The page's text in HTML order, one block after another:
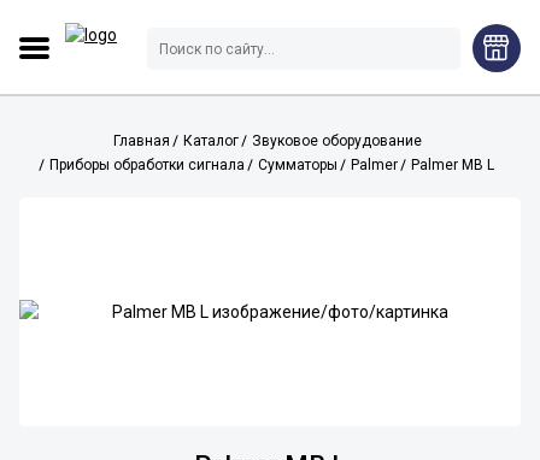
Главная Каталог
Звуковое оборудование
Приборы обработки сигнала
Сумматоры Palmer Palmer MB L